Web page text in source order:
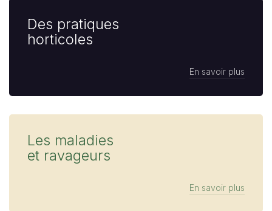
Des pratiques
horticoles
En savoir plus
Les maladies
et ravageurs
En savoir plus